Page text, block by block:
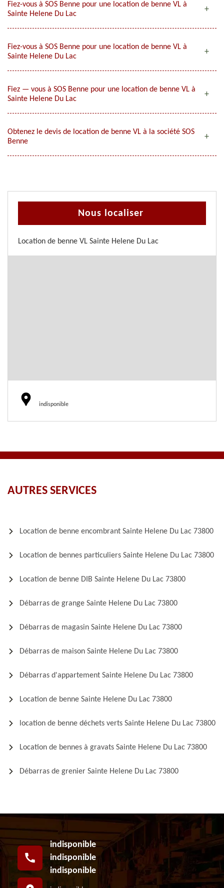
Fiez-vous à SOS Benne pour une location de benne VL à
Sainte Helene Du Lac
Fiez-vous à SOS Benne pour une location de benne VL à
Sainte Helene Du Lac
Fiez — vous à SOS Benne pour une location de benne VL à
Sainte Helene Du Lac
Obtenez le devis de location de benne VL à la société SOS
Benne
Nous localiser
Location de benne VL Sainte Helene Du Lac
indisponible
AUTRES SERVICES
Location de benne encombrant Sainte Helene Du Lac 73800
Location de bennes particuliers Sainte Helene Du Lac 73800
Location de benne DIB Sainte Helene Du Lac 73800
Débarras de grange Sainte Helene Du Lac 73800
Débarras de magasin Sainte Helene Du Lac 73800
Débarras de maison Sainte Helene Du Lac 73800
Débarras d'appartement Sainte Helene Du Lac 73800
Location de benne Sainte Helene Du Lac 73800
location de benne déchets verts Sainte Helene Du Lac 73800
Location de bennes à gravats Sainte Helene Du Lac 73800
Débarras de grenier Sainte Helene Du Lac 73800
indisponible
indisponible
indisponible